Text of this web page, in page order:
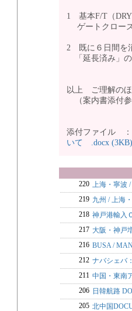
1 基本F/T（DRY
ゲートクロー
2 既に６日間
「延長済み」
以上 ご理解のほ
（案内書添付
添付ファイル
いて .docx (3KB)
220 上海・寧波
219 九州 / 上海
218 神戸港輸入
217 大阪・神戸
216 BUSA /
212 ナバシェバ
211 中国・東南
206 日韓航路
205 北中国